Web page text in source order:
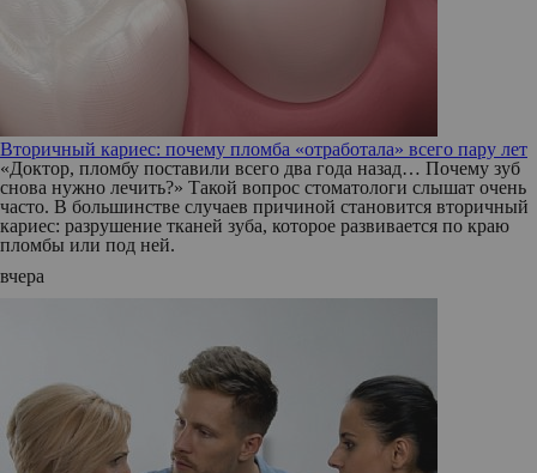
Вторичный кариес: почему пломба «отработала» всего пару лет
«Доктор, пломбу поставили всего два года назад… Почему зуб
снова нужно лечить?» Такой вопрос стоматологи слышат очень
часто. В большинстве случаев причиной становится вторичный
кариес: разрушение тканей зуба, которое развивается по краю
пломбы или под ней.
вчера